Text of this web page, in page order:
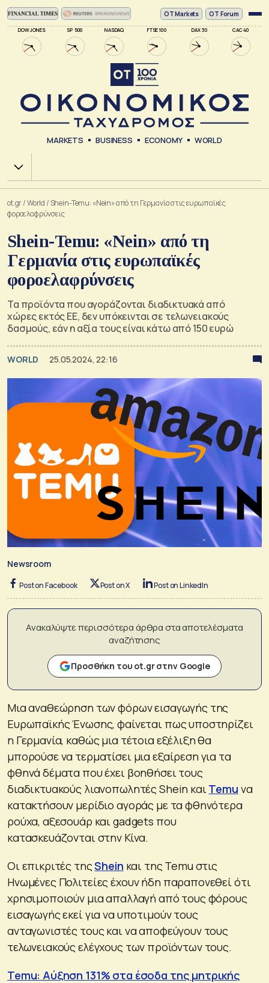
DOW JONES SP 500 NASDAQ FTSE 100 DAX 30 CAC 40
ΟΤ Markets OT Forum
MARKETS BUSINESS ECONOMY WORLD
Χ.Α.
ot.gr/World / Shein-Temu: «Nein» από τη Γερμανία στις ευρωπαϊκές
φοροελαφρύνσεις
Shein-Temu: «Nein» από τη
Γερμανία στις ευρωπαϊκές
φοροελαφρύνσεις
Τα προϊόντα που αγοράζονται διαδικτυακά από
χώρες εκτός ΕΕ, δεν υπόκεινται σε τελωνειακούς
δασμούς, εάν η αξία τους είναι κάτω από 150 ευρώ
WORLD 25.05.2024, 22:16
Newsroom
Post on Facebook Post on X Post on LinkedIn
Ανακαλύψτε περισσότερα άρθρα στα αποτελέσματα
αναζήτησης
Προσθήκη του ot.gr στην Google
Μια αναθεώρηση των φόρων εισαγωγής της
Ευρωπαϊκής Ένωσης, φαίνεται πως υποστηρίζει
η Γερμανία, καθώς μια τέτοια εξέλιξη θα
μπορούσε να τερματίσει μια εξαίρεση για τα
φθηνά δέματα που έχει βοηθήσει τους
διαδικτυακούς λιανοπωλητές Shein και Temu να
κατακτήσουν μερίδιο αγοράς με τα φθηνότερα
ρούχα, αξεσουάρ και gadgets που
κατασκευάζονται στην Κίνα.
Οι επικριτές τηςShein και της Temu στις
Ηνωμένες Πολιτείες έχουν ήδη παραπονεθεί ότι
χρησιμοποιούν μια απαλλαγή από τους φόρους
εισαγωγής εκεί για να υποτιμούν τους
ανταγωνιστές τους και να αποφεύγουν τους
τελωνειακούς ελέγχους των προϊόντων τους.
Temu: Αύξηση 131% στα έσοδα της μητρικής